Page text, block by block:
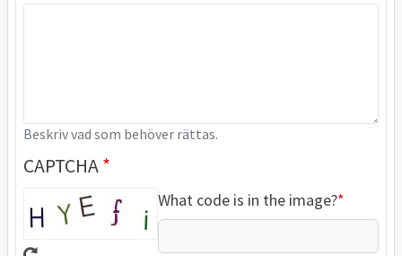
Beskriv vad som behöver rättas.
CAPTCHA
What code is in the image?